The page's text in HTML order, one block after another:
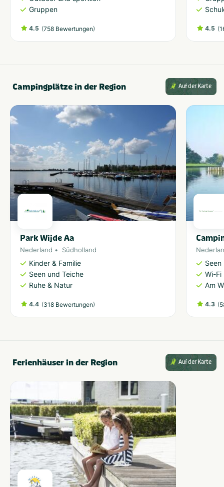
Gruppen
4.5 (758 Bewertungen) 4.5 (
Campingplätze in der Region Auf der Karte
Park Wijde Aa
Nederland Südholland
Kinder & Familie
Seen und Teiche
Ruhe & Natur
4.4 (318 Bewertungen)
Seen
Wi-Fi
Am
4.3 (
Ferienhäuser in der Region Auf der Karte